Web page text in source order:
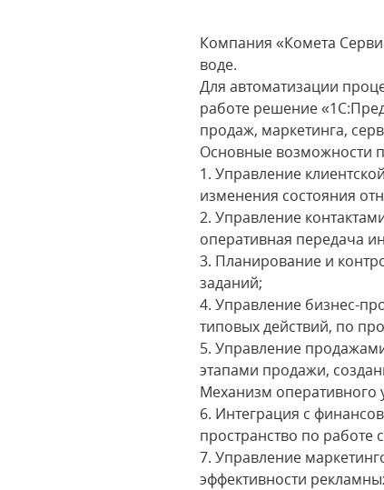
Компания «Комета
воде.
Для автоматизации
работе решение
продаж, маркетинга,
Основные возможности
1. Управление
изменения состояния
2. Управление
оперативная передача
3. Планирование и
заданий;
4. Управление бизнес-
типовых действий, по
5. Управление
этапами продажи,
Механизм оперативного
6. Интеграция с
пространство по работе
7. Управление
эффективности